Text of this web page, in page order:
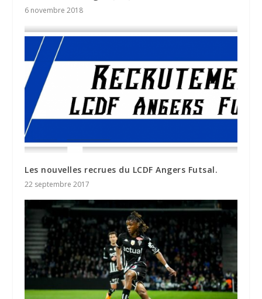
6 novembre 2018
Les nouvelles recrues du LCDF Angers Futsal.
22 septembre 2017